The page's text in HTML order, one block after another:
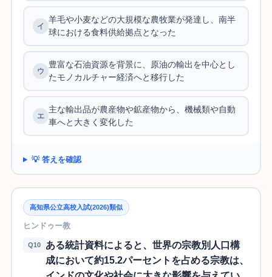
羊毛や小麦などの大規模な農牧業が発達し、南半
球における食料供給拠点となった
豊富な石油資源を背景に、原油の輸出を中心とし
たモノカルチャー経済へと移行した
主な輸出品が農産物や鉱産物から、機械類や自動
車へと大きく変化した
💡 答えを確認
高知県公立高校入試(2026)類似
ヒンドゥー教
Q10
ある統計資料によると、世界の宗教別人口構
成において約15.2パーセントを占める宗教は、